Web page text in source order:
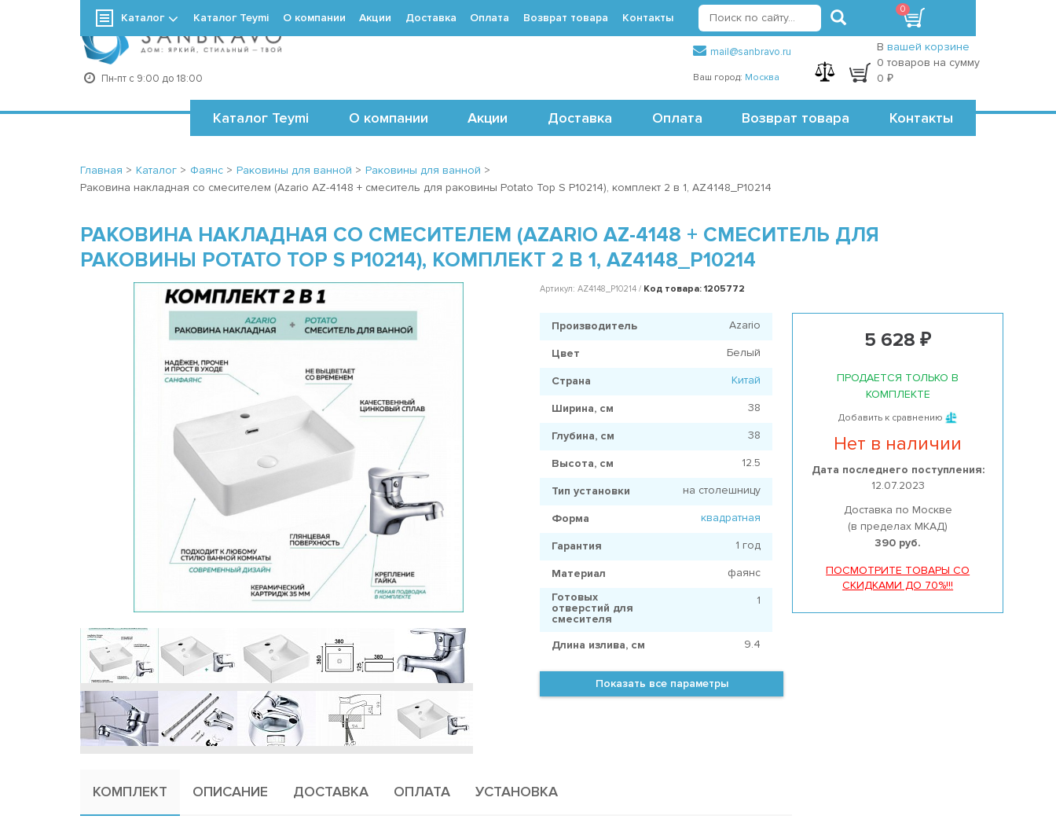
Пн-пт с 9:00 до 18:00
+7 (495) 488-71-24 Точки самовывоза
mail@sanbravo.ru
Ваш город: Москва
регистрация
В вашей корзине
0 товаров на сумму
0 ₽
Каталог Teymi О компании Акции Доставка Оплата Возврат товара Контакты
Каталог Каталог Teymi О компании Акции Доставка Оплата Возврат товара Контакты
0
Главная > Каталог > Фаянс > Раковины для ванной > Раковины для ванной >
Раковина накладная со смесителем (Azario AZ-4148 + смеситель для раковины Potato Top S P10214), комплект 2 в 1, AZ4148_P10214
РАКОВИНА НАКЛАДНАЯ СО СМЕСИТЕЛЕМ (AZARIO AZ-4148 + СМЕСИТЕЛЬ ДЛЯ
РАКОВИНЫ POTATO TOP S P10214), КОМПЛЕКТ 2 В 1, AZ4148_P10214
Артикул: AZ4148_P10214 / Код товара: 1205772
5 628 ₽
ПРОДАЕТСЯ ТОЛЬКО В
КОМПЛЕКТЕ
Добавить к сравнению
Нет в наличии
Дата последнего поступления:
12.07.2023
Доставка по Москве
(в пределах МКАД)
390 руб.
ПОСМОТРИТЕ ТОВАРЫ СО
СКИДКАМИ ДО 70%!!!
Производитель Azario
Цвет Белый
Страна Китай
Ширина, см 38
Глубина, см 38
Высота, см 12.5
Тип установки на столешницу
Форма квадратная
Гарантия 1 год
Материал
фаянс
Готовых
отверстий для
смесителя
1
Длина излива, см 9.4
Показать все параметры
КОМПЛЕКТ ОПИСАНИЕ ДОСТАВКА ОПЛАТА УСТАНОВКА